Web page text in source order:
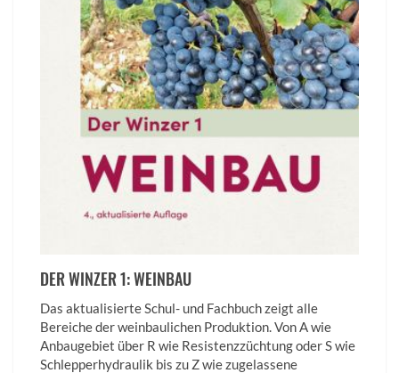
DER WINZER 1: WEINBAU
Das aktualisierte Schul- und Fachbuch zeigt alle
Bereiche der weinbaulichen Produktion. Von A wie
Anbaugebiet über R wie Resistenzzüchtung oder S wie
Schlep­per­hydraulik bis zu Z wie zugelassene